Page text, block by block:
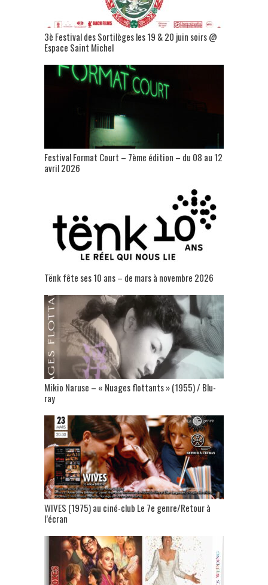
3è Festival des Sortilèges les 19 & 20 juin soirs @
Espace Saint Michel
Festival Format Court – 7ème édition – du 08 au 12
avril 2026
Tënk fête ses 10 ans – de mars à novembre 2026
Mikio Naruse – « Nuages flottants » (1955) / Blu-
ray
WIVES (1975) au ciné-club Le 7e genre/Retour à
l’écran